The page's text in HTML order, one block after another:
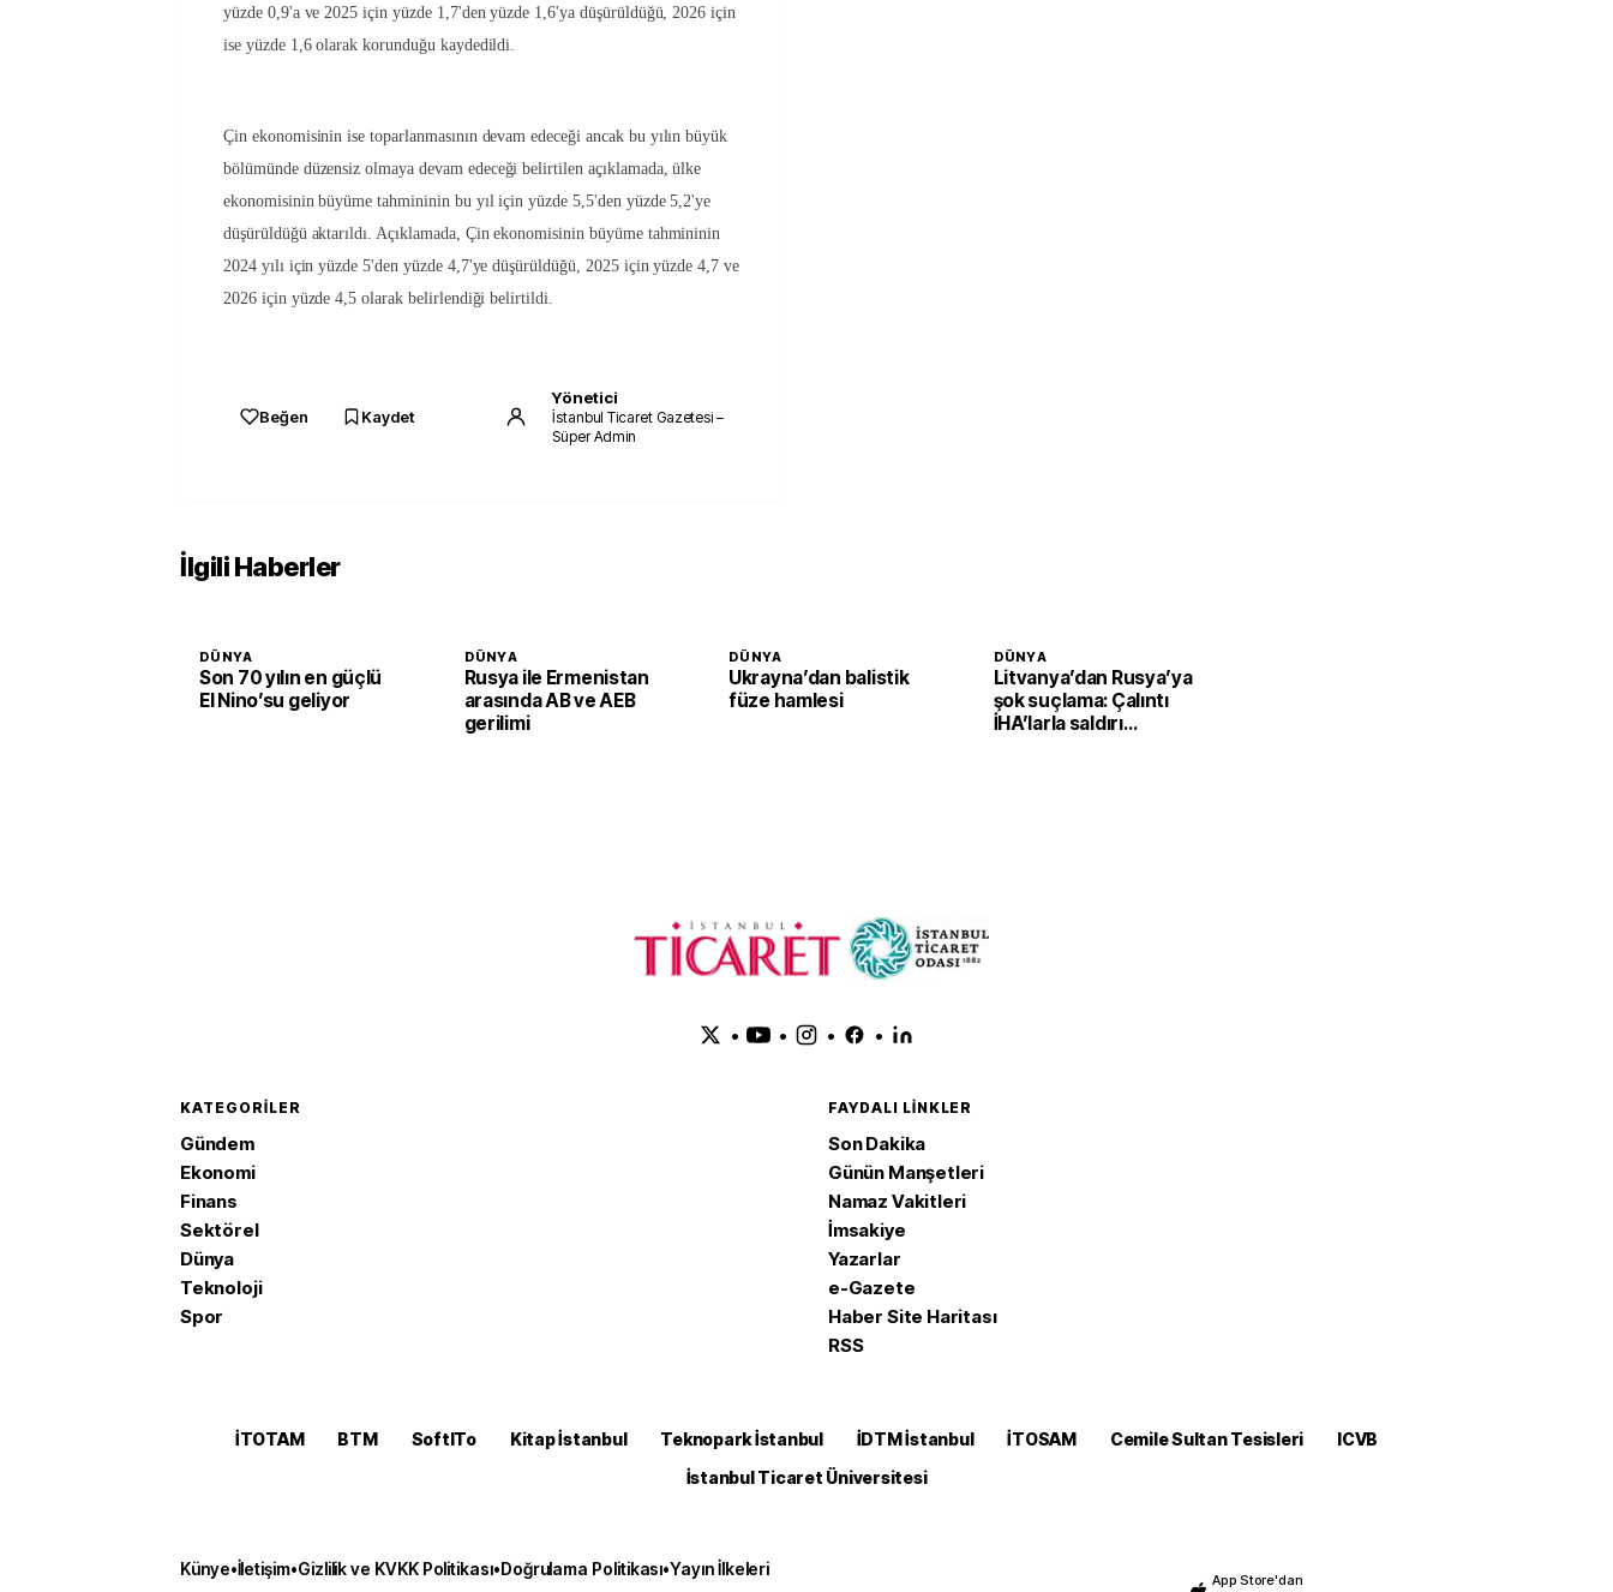
yüzde 0,9'a ve 2025 için yüzde 1,7'den yüzde 1,6'ya düşürüldüğü, 2026 için
ise yüzde 1,6 olarak korunduğu kaydedildi.
Çin ekonomisinin ise toparlanmasının devam edeceği ancak bu yılın büyük
bölümünde düzensiz olmaya devam edeceği belirtilen açıklamada, ülke
ekonomisinin büyüme tahmininin bu yıl için yüzde 5,5'den yüzde 5,2'ye
düşürüldüğü aktarıldı. Açıklamada, Çin ekonomisinin büyüme tahmininin
2024 yılı için yüzde 5'den yüzde 4,7'ye düşürüldüğü, 2025 için yüzde 4,7 ve
2026 için yüzde 4,5 olarak belirlendiği belirtildi.
Beğen Kaydet
Yönetici
İstanbul Ticaret Gazetesi –
Süper Admin
İlgili Haberler
DÜNYA
Son 70 yılın en güçlü
El Nino’su geliyor
DÜNYA
Rusya ile Ermenistan
arasında AB ve AEB
gerilimi
DÜNYA
Ukrayna’dan balistik
füze hamlesi
DÜNYA
Litvanya’dan Rusya’ya
şok suçlama: Çalıntı
İHA’larla saldırı
• • • •
KATEGORILER
Gündem
Ekonomi
Finans
Sektörel
Dünya
Teknoloji
Spor
FAYDALI LINKLER
Son Dakika
Günün Manşetleri
Namaz Vakitleri
İmsakiye
Yazarlar
e-Gazete
Haber Site Haritası
RSS
İTOTAM BTM SoftITo Kitap İstanbul Teknopark İstanbul İDTM İstanbul İTOSAM Cemile Sultan Tesisleri
ICVB
İstanbul Ticaret Üniversitesi
Künye•İletişim•Gizlilik ve KVKK Politikası•Doğrulama Politikası•Yayın İlkeleri
App Store'dan